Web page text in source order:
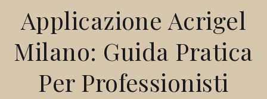
Applicazione Acrigel
Milano: Guida Pratica
Per Professionisti